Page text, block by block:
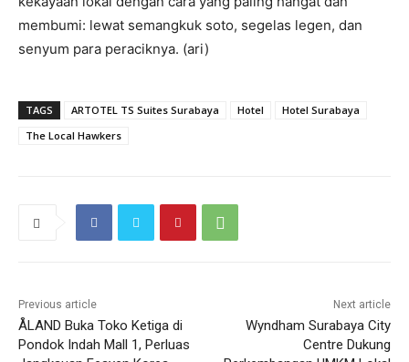
membumi: lewat semangkuk soto, segelas legen, dan
senyum para peraciknya. (ari)
TAGS ARTOTEL TS Suites Surabaya Hotel
Hotel Surabaya
The Local Hawkers
Previous article
ÅLAND Buka Toko Ketiga di
Pondok Indah Mall 1, Perluas
Next article
Wyndham Surabaya City
Centre Dukung